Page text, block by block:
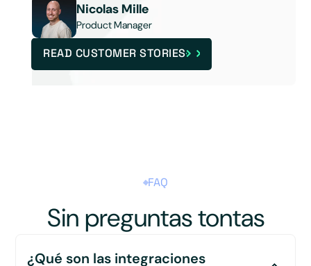
Nicolas Mille
Product Manager
READ CUSTOMER STORIES
FAQ
Sin preguntas tontas
¿Qué son las integraciones